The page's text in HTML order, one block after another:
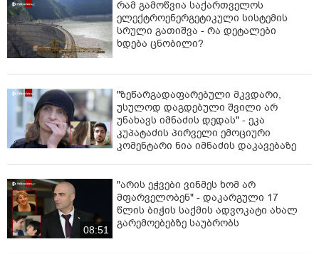
რამ გამოწვია საქართველოს
ელექტროენერგეტიკული სისტემის
სრული გათიშვა - რა დეტალები
ხდება ცნობილი?
"ზეწარგადაფარებული მკვდარი,
უსულოდ დაგდებული შვილი არ
უნახავს იმნაძის დედას" - ეკა
კუპატაძის პირველი ემოციური
კომენტარი ნია იმნაძის დაკავებაზე
08:51
"არის ეჭვები ვინმეს ხომ არ
მფარველობენ" - დაკარგული 17
წლის ბიჭის საქმის ადვოკატი ახალ
გარემოებებზე საუბრობს